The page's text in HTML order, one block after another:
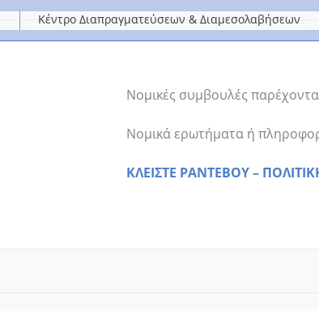
Κέντρο Διαπραγματεύσεων & Διαμεσολαβήσεων
Νομικές συμβουλές
Νομικά ερωτήματα ή
ΚΛΕΙΣΤΕ ΡΑΝΤΕΒΟΥ –